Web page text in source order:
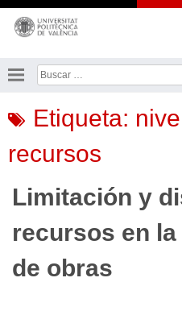
Saltar
contenido
Buscar:
Etiqueta:
recursos
Limitación y
recursos en
de obras